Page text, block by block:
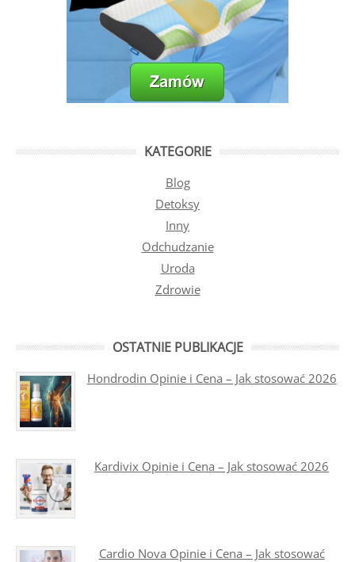
KATEGORIE
Blog
Detoksy
Inny
Odchudzanie
Uroda
Zdrowie
OSTATNIE PUBLIKACJE
Hondrodin Opinie i Cena – Jak stosować 2026
Kardivix Opinie i Cena – Jak stosować 2026
Cardio Nova Opinie i Cena – Jak stosować